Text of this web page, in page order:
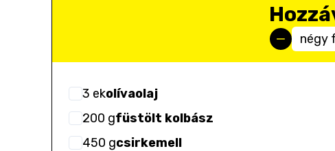
négy
3 ekolívaolaj
200 gfüstölt kolbász
450 gcsirkemell